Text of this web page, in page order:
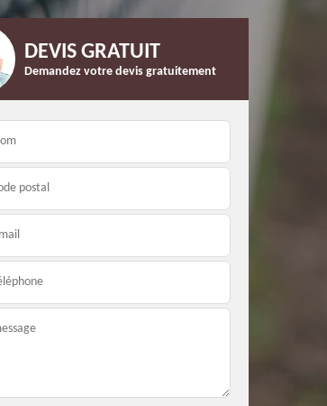
Pose de grillage 41
Pose de pelouse en
rouleau 41
DEVIS GRATUIT
Demandez votre devis gratuitement